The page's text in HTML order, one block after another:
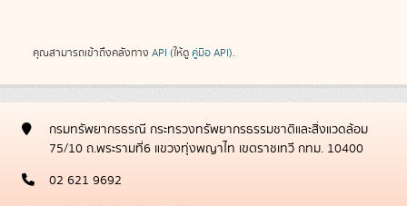
คุณสามารถเข้าถึงคลังทาง API (ให้ดู คู่มือ API).
กรมทรัพยากรธรณี กระทรวงทรัพยากรธรรมชาติและสิ่งแวดล้อม
75/10 ถ.พระรามที่6 แขวงทุ่งพญาไท เขตราชเทวี กทม. 10400
02 621 9692